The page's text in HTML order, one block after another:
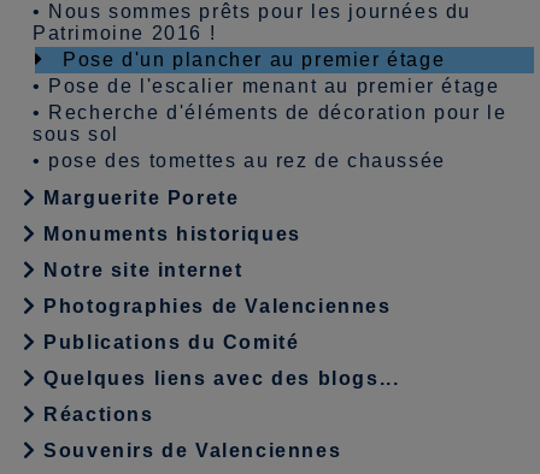
• Nous sommes prêts pour les journées du
Patrimoine 2016 !
Pose d'un plancher au premier étage
•
Pose de l'escalier menant au premier étage
•
Recherche d'éléments de décoration pour le
sous sol
• pose des tomettes au rez de chaussée
Marguerite Porete
Monuments historiques
Notre site internet
Photographies de Valenciennes
Publications du Comité
Quelques liens avec des blogs...
Réactions
Souvenirs de Valenciennes